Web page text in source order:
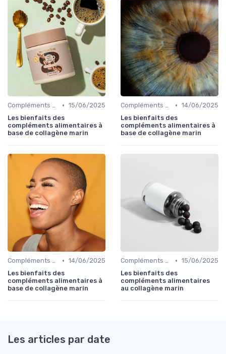
Compléments Alimentaires • 15/06/2025
Les bienfaits des
compléments alimentaires à
base de collagène marin
Compléments Alimentaires • 14/06/2025
Les bienfaits des
compléments alimentaires à
base de collagène marin
Compléments Alimentaires • 14/06/2025
Les bienfaits des
compléments alimentaires à
base de collagène marin
Compléments Alimentaires • 15/06/2025
Les bienfaits des
compléments alimentaires
au collagène marin
Les articles par date